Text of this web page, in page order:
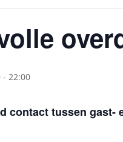
- 22:00
contact tussen gast-